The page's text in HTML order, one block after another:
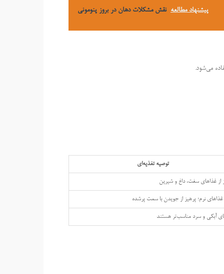
پیشنهاد مطالعه نقش مشکلات دهان در بروز پنومونی
می‌شود.
توصیه تغذیه‌ای
از غذاهای سفت، داغ و شیرین
نرم؛ پرهیز از جویدن با سمت پرشده
آبکی و سرد مناسب‌تر هستند